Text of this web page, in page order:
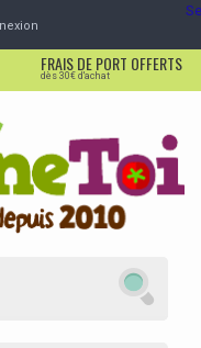
FRAIS DE PORT OFFERTS
dès 30€ d'achat